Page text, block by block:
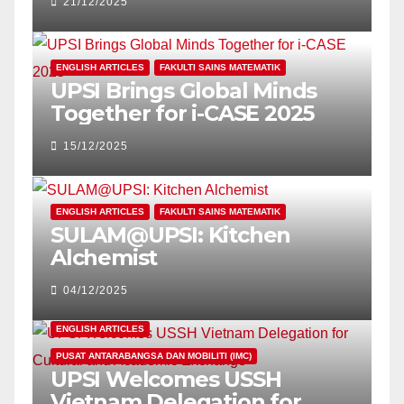
SUSTAINABLE LEARNING
ENGLISH ARTICLES FAKULTI SAINS MATEMATIK
UPSI Brings Global Minds
Together for i-CASE 2025
15/12/2025
ENGLISH ARTICLES FAKULTI SAINS MATEMATIK
SULAM@UPSI: Kitchen
Alchemist
04/12/2025
ENGLISH ARTICLES
PUSAT ANTARABANGSA DAN MOBILITI (IMC)
UPSI Welcomes USSH